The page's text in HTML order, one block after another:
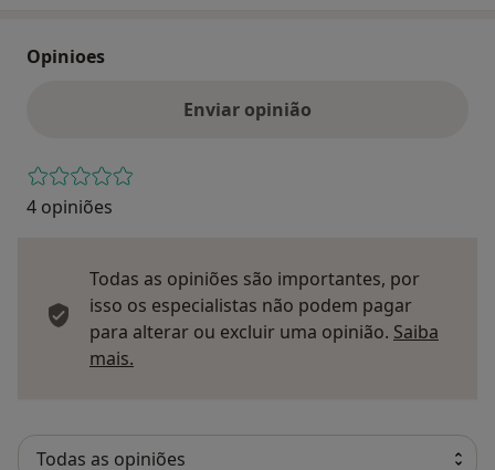
Opinioes
Enviar opinião
4 opiniões
Todas as opiniões são importantes, por
isso os especialistas não podem pagar
para alterar ou excluir uma opinião. Saiba
mais.